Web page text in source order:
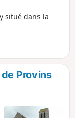
situé dans la
Provins